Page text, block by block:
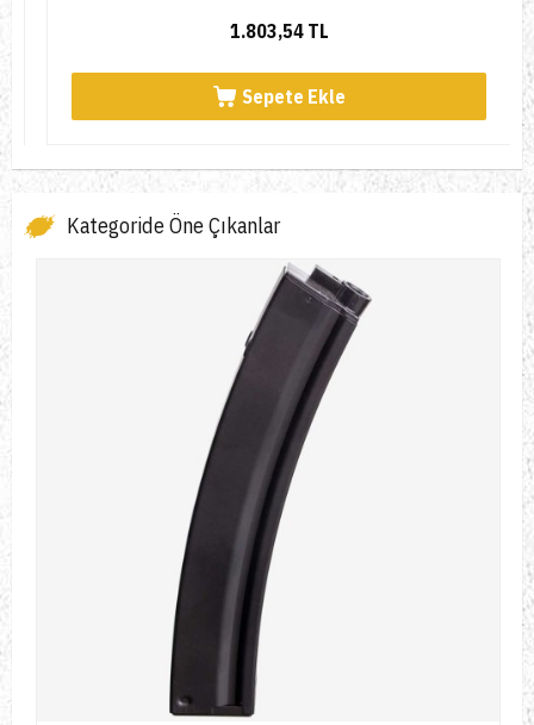
1.803,54 TL
Sepete Ekle
Kategoride Öne Çıkanlar